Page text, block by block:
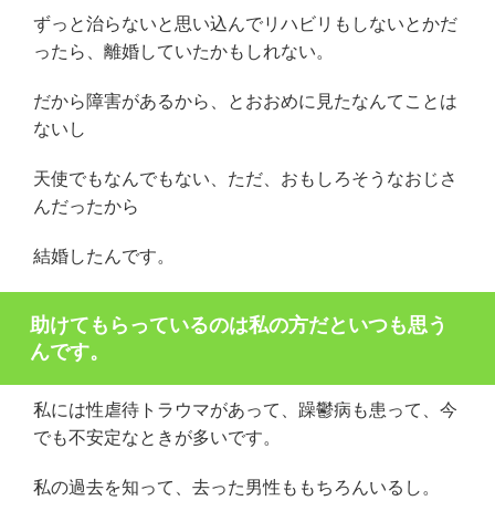
ずっと治らないと思い込んでリハビリもしないとかだ
ったら、離婚していたかもしれない。
だから障害があるから、とおおめに見たなんてことは
ないし
天使でもなんでもない、ただ、おもしろそうなおじさ
んだったから
結婚したんです。
助けてもらっているのは私の方だといつも思う
んです。
私には性虐待トラウマがあって、躁鬱病も患って、今
でも不安定なときが多いです。
私の過去を知って、去った男性ももちろんいるし。